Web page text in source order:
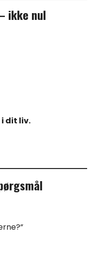
ikke nul
dit liv.